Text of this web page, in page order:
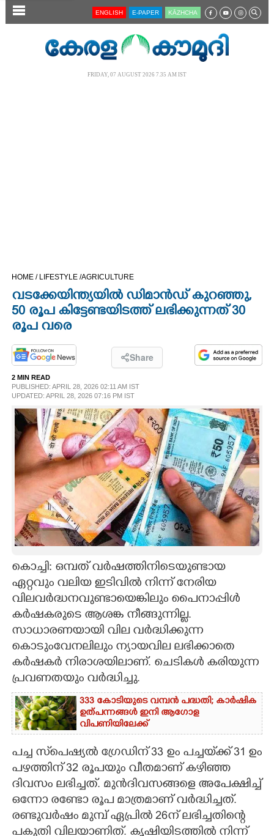
SECTIONS
OPINION
PHOTOS
LIFESTYLE
SPIRITUAL
INFO+
ASTRO
CARTOONS
LITERATURE
CONTACT US
ENGLISH E-PAPER KĀZHCHA
FRIDAY, 07 AUGUST 2026 7.35 AM IST
HOME / LIFESTYLE /AGRICULTURE
വടക്കേയിന്ത്യയിൽ ഡിമാൻഡ് കുറഞ്ഞു,​
50 രൂപ കിട്ടേണ്ടയിടത്ത് ലഭിക്കുന്നത് 30
രൂപ വരെ
Share
2 MIN READ
PUBLISHED: APRIL 28, 2026 02:11 AM IST
UPDATED: APRIL 28, 2026 07:16 PM IST
കൊച്ചി: ഒമ്പത് വർഷത്തിനിടെയുണ്ടായ
ഏറ്റവും വലിയ ഇടിവിൽ നിന്ന് നേരിയ
വിലവർദ്ധനവുണ്ടായെങ്കിലും പൈനാപ്പിൾ
കർഷകരുടെ ആശങ്ക നീങ്ങുന്നില്ല.
സാധാരണയായി വില വർദ്ധിക്കുന്ന
കൊടുംവേനലിലും ന്യായവില ലഭിക്കാതെ
കർഷകർ നിരാശയിലാണ്. ചെടികൾ കരിയുന്ന
പ്രവണതയും വർദ്ധിച്ചു.
333 കോടിയുടെ വമ്പന്‍ പദ്ധതി; കാര്‍ഷിക
ഉത്പന്നങ്ങള്‍ ഇനി ആഗോള
വിപണിയിലേക്ക്
പച്ച സ്‌പെഷ്യൽ ഗ്രേഡിന് 33 ഉം പച്ചയ്‌ക്ക് 31 ഉം
പഴത്തിന് 32 രൂപയും വീതമാണ് കഴിഞ്ഞ
ദിവസം ലഭിച്ചത്. മുൻദിവസങ്ങളെ അപേക്ഷിച്ച്
ഒന്നോ രണ്ടോ രൂപ മാത്രമാണ് വർദ്ധിച്ചത്.
രണ്ടുവർഷം മുമ്പ് ഏപ്രിൽ 26ന് ലഭിച്ചതിന്റെ
പകുതി വിലയാണിത്. കൃഷിയിടത്തിൽ നിന്ന്